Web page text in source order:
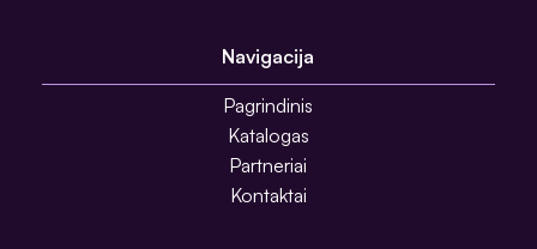
Navigacija
Pagrindinis
Katalogas
Partneriai
Kontaktai